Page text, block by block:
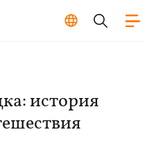
история